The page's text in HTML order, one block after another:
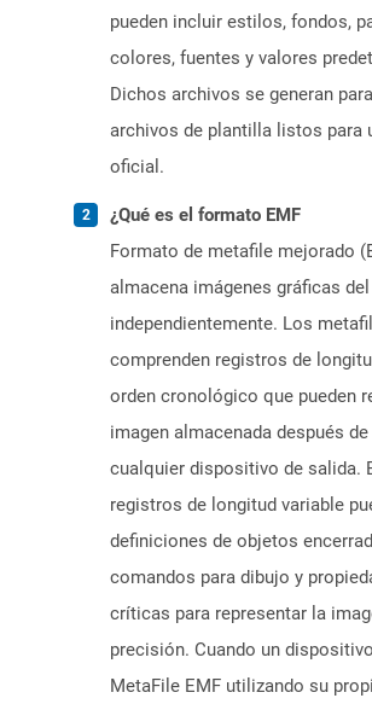
pueden incluir estilos, fondos,
colores, fuentes y valores
Dichos archivos se generan
archivos de plantilla listos para
oficial.
¿Qué es el formato EMF
Formato de metafile mejorado
almacena imágenes gráficas
independientemente. Los
comprenden registros de
orden cronológico que pueden
imagen almacenada después
cualquier dispositivo de salida.
registros de longitud variable
definiciones de objetos
comandos para dibujo y
críticas para representar la
precisión. Cuando un
MetaFile EMF utilizando su